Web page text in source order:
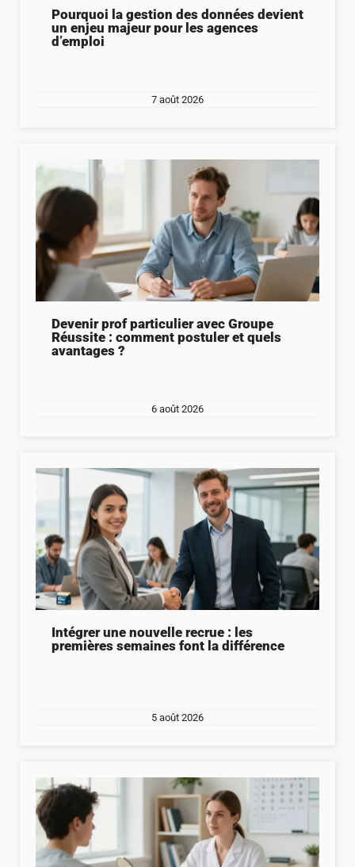
Pourquoi la gestion des données devient
un enjeu majeur pour les agences
d’emploi
7 août 2026
Devenir prof particulier avec Groupe
Réussite : comment postuler et quels
avantages ?
6 août 2026
Intégrer une nouvelle recrue : les
premières semaines font la différence
5 août 2026